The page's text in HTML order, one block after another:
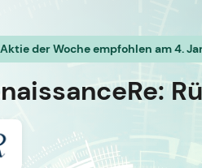
der Woche empfohlen am 4.